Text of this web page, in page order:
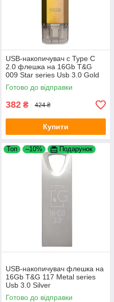
USB-накопичувач c Type C
2.0 флешка на 16Gb T&G
009 Star series Usb 3.0 Gold
Готово до відправки
382 ₴ 424 ₴
Купити
Топ –10% Подарунок
USB-накопичувач флешка на
16Gb T&G 117 Metal series
Usb 3.0 Silver
Готово до відправки